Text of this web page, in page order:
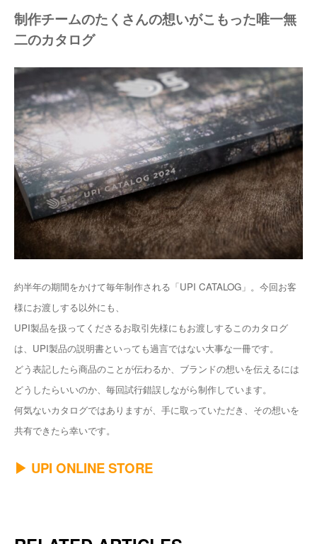
制作チームのたくさんの想いがこもった唯一無
二のカタログ
約半年の期間をかけて毎年制作される「UPI CATALOG」。今回お客
様にお渡しする以外にも、
UPI製品を扱ってくださるお取引先様にもお渡しするこのカタログ
は、UPI製品の説明書といっても過言ではない大事な一冊です。
どう表記したら商品のことが伝わるか、ブランドの想いを伝えるには
どうしたらいいのか、毎回試行錯誤しながら制作しています。
何気ないカタログではありますが、手に取っていただき、その想いを
共有できたら幸いです。
▶︎ UPI ONLINE STORE